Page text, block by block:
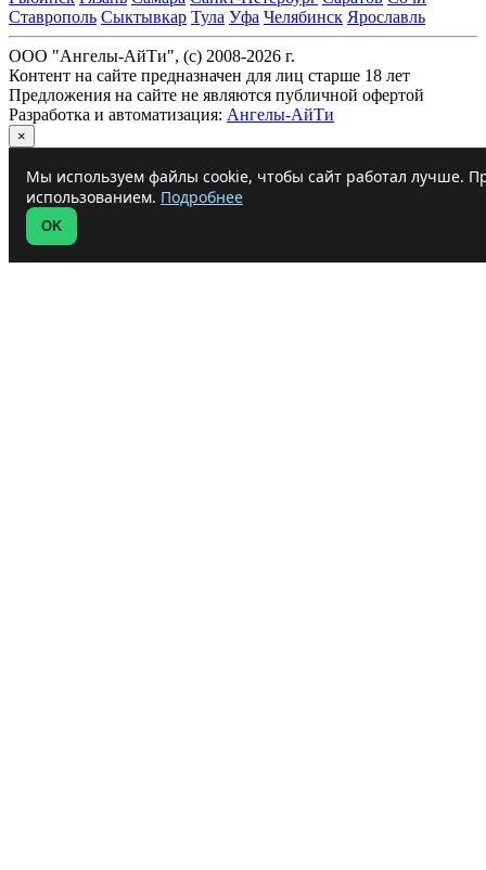
Ставрополь Сыктывкар Тула Уфа Челябинск Ярославль
ООО "Ангелы-АйТи", (c) 2008-2026 г.
Контент на сайте предназначен для лиц старше 18 лет
Предложения на сайте не являются публичной офертой
Разработка и автоматизация: Ангелы-АйТи
×
Мы используем файлы cookie, чтобы сайт работал лучше.
использованием. Подробнее
OK